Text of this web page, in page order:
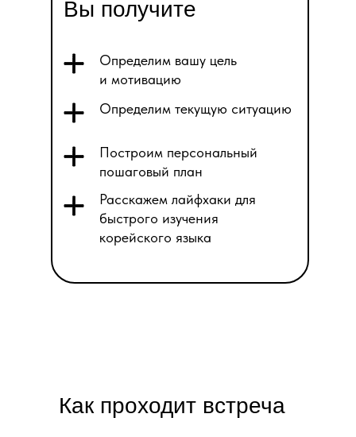
Вы получите
Определим вашу цель
и мотивацию
Определим текущую ситуацию
Построим персональный
пошаговый план
Расскажем лайфхаки для
быстрого изучения
корейского языка
Как проходит встреча